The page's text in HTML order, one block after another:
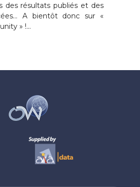
des résultats publiés et des
A bientôt donc sur «
» !…